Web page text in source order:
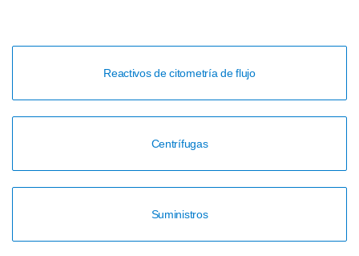
Reactivos de citometría de flujo
Centrífugas
Suministros